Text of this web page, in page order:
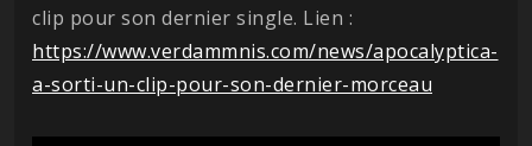
clip pour son dernier single. Lien :
https://www.verdammnis.com/news/apocalyptica-
a-sorti-un-clip-pour-son-dernier-morceau